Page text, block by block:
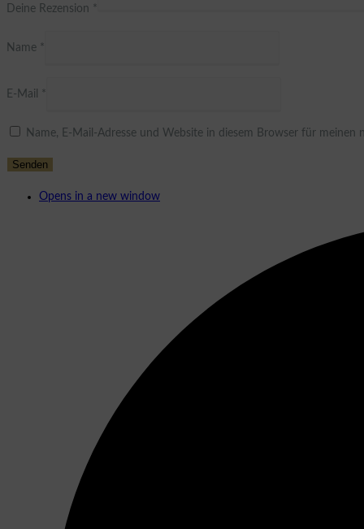
Deine Rezension *
Name *
E-Mail *
Name, E-Mail-Adresse und Website in diesem Browser für meinen
Opens in a new window